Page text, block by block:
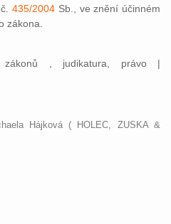
č.435/2004 Sb., ve znění účinném
zákona.
, judikatura, právo |
Hájková ( HOLEC, ZUSKA &